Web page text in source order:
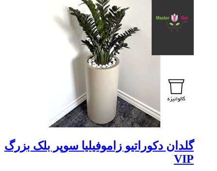
گلدان دکوراتیو زاموفیلیا سوپر بلک بزرگ
VIP